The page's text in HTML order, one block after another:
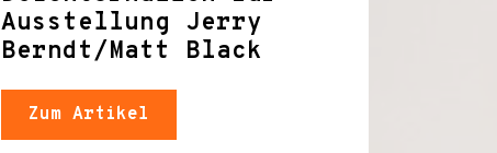
Ausstellung Jerry
Berndt/Matt Black
Zum Artikel